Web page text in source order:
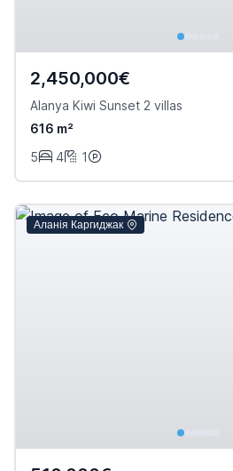
2,450,000€
Alanya Kiwi Sunset 2 villas
616 m²
5
4 1
Аланія Каргиджак